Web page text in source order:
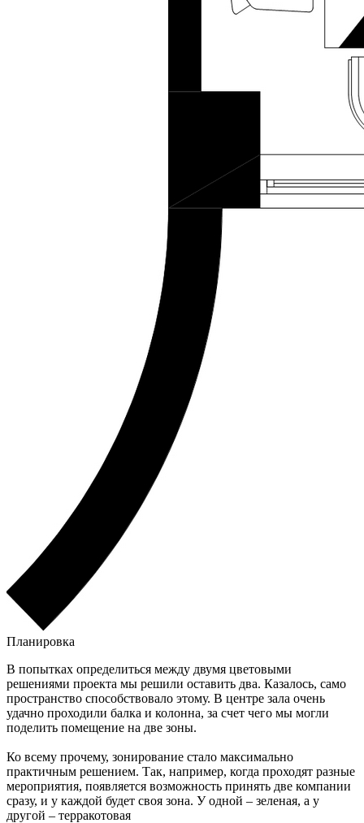
Планировка
В попытках определиться между двумя цветовыми
решениями проекта мы решили оставить два. Казалось, само
пространство способствовало этому. В центре зала очень
удачно проходили балка и колонна, за счет чего мы могли
поделить помещение на две зоны.
Ко всему прочему, зонирование стало максимально
практичным решением. Так, например, когда проходят разные
мероприятия, появляется возможность принять две компании
сразу, и у каждой будет своя зона. У одной – зеленая, а у
другой – терракотовая